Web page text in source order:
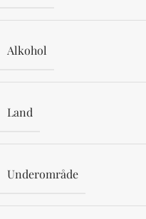
Alkohol
Land
Underområde